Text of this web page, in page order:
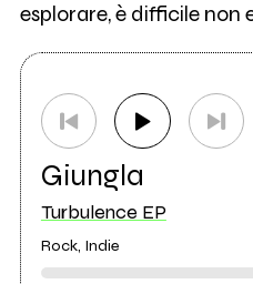
esplorare, è difficile non
Giungla
Turbulence EP
Rock, Indie